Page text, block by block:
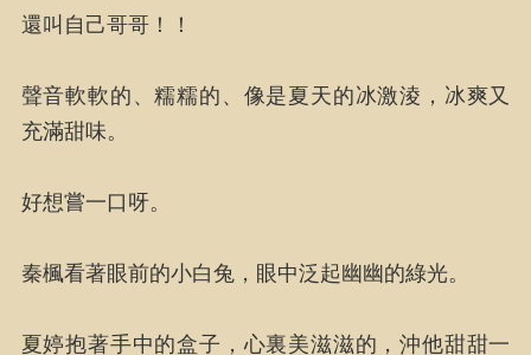
還叫自己哥哥！！
聲音軟軟的、糯糯的、像是夏天的冰激淩，冰爽又
充滿甜味。
好想嘗一口呀。
秦楓看著眼前的小白兔，眼中泛起幽幽的綠光。
夏婷抱著手中的盒子，心裏美滋滋的，沖他甜甜一